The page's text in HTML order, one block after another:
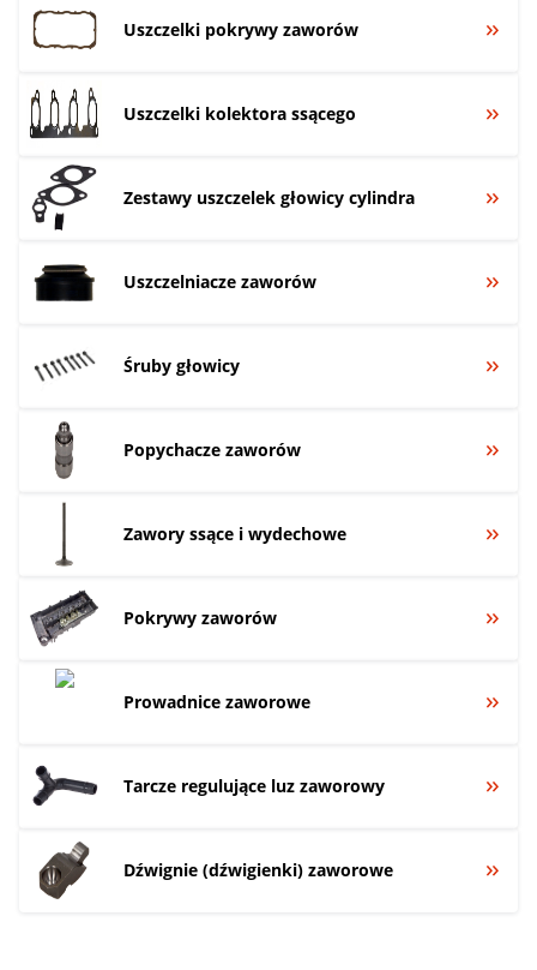
Uszczelki pokrywy zaworów
Uszczelki kolektora ssącego
Zestawy uszczelek głowicy cylindra
Uszczelniacze zaworów
Śruby głowicy
Popychacze zaworów
Zawory ssące i wydechowe
Pokrywy zaworów
Prowadnice zaworowe
Tarcze regulujące luz zaworowy
Dźwignie (dźwigienki) zaworowe